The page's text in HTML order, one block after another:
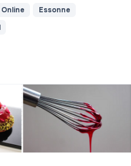
Online
Essonne